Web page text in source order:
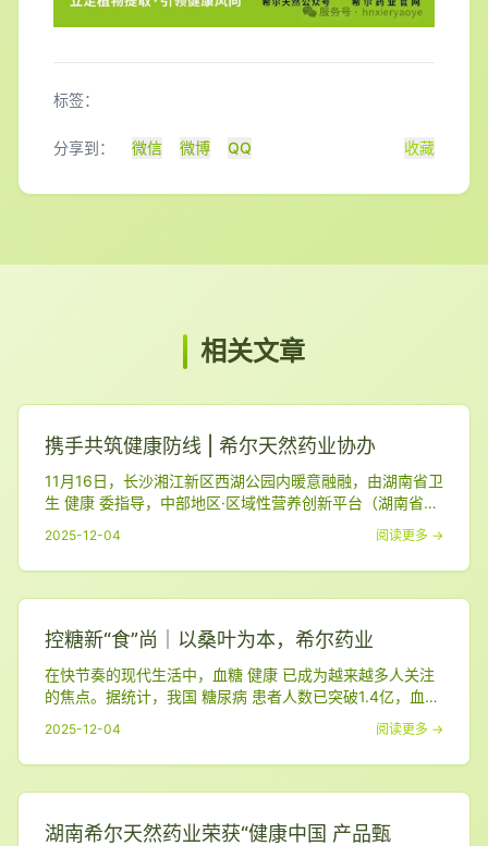
标签：
分享到： 微信 微博 QQ 收藏
相关文章
携手共筑健康防线 | 希尔天然药业协办
11月16日，长沙湘江新区西湖公园内暖意融融，由湖南省卫
生 健康 委指导，中部地区·区域性营养创新平台（湖南省国
民营养创新联合会）主办的 2025年湖南省世界 糖尿病 日
主题宣传活动 在此圆满举行。作为活动的协办单位之一，
湖南 希尔 天然药业有限公司 与各界力量携手，围绕 “ 糖尿
2025-12-04 阅读更多 →
控糖新“食”尚｜以桑叶为本，希尔药业
在快节奏的现代生活中，血糖 健康 已成为越来越多人关注
的焦点。据统计，我国 糖尿病 患者人数已突破1.4亿，血糖
管理迫在眉睫。而作为日常饮食中的重要一环，“低GI食品”
正逐渐走进大众视野，成为控糖人士的新选择。 湖南 希尔
天然药业有限公司，自1996年成立以来，始终 立足植物提
2025-12-04 阅读更多 →
湖南希尔天然药业荣获“健康中国 产品甄